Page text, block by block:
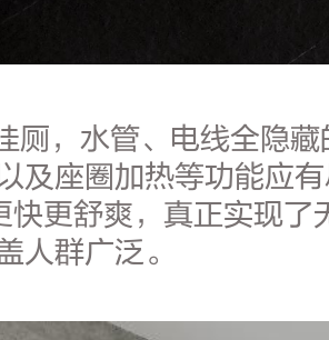
，水管、电线全隐藏
及座圈加热等功能应
快更舒爽，真正实现
人群广泛。